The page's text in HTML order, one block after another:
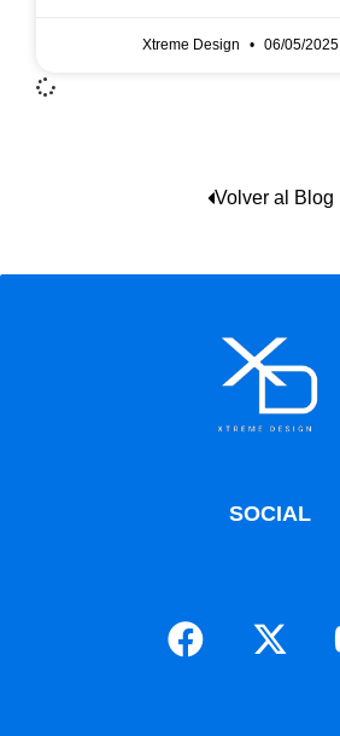
Xtreme Design 06/05/2025
Volver al Blog
SOCIAL